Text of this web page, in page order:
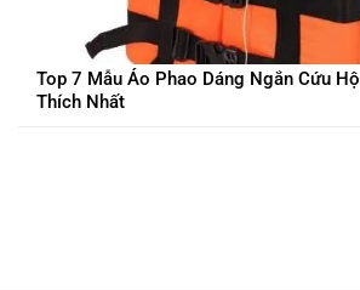
Top 7 Mẫu Áo Phao Dáng Ngắn Cứu
Thích Nhất